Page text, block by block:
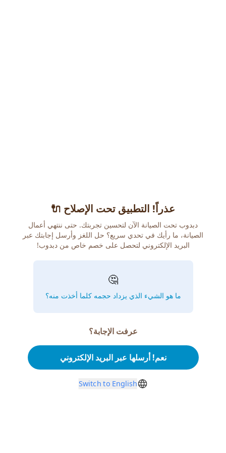
عذراً! التطبيق تحت الإصلاح 🔌
دبدوب تحت الصيانة الآن لتحسين تجربتك. حتى ننتهي أعمال
الصيانة، ما رأيك في تحدي سريع؟ حل اللغز وأرسل إجابتك عبر
البريد الإلكتروني لتحصل على خصم خاص من دبدوب!
🤔
ما هو الشيء الذي يزداد حجمه كلما أخذت منه؟
عرفت الإجابة؟
نعم! أرسلها عبر البريد الإلكتروني
Switch to English